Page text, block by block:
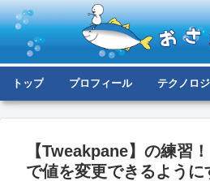
トップ プロフィール テクノロ
【Tweakpane】の練習
で値を変更できるように